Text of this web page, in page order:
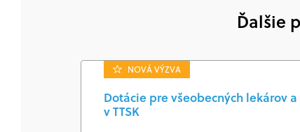
Ďalšie
NOVÁ VÝZVA
Dotácie pre všeobecných lekárov
v TTSK